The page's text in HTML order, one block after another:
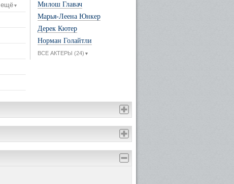
ещё ▼
Милош Главач
Марья-Леена Юнкер
Дерек Кютер
Норман Голайтли
ВСЕ АКТЕРЫ (24) ▼